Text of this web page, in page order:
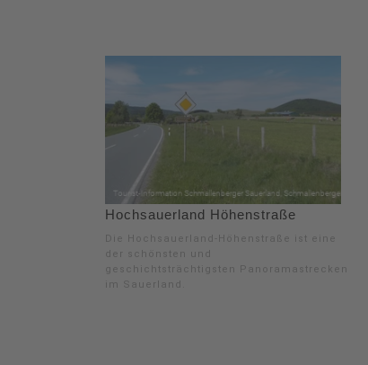
Hochsauerland Höhenstraße
Die Hochsauerland-Höhenstraße ist eine
der schönsten und
geschichtsträchtigsten Panoramastrecken
im Sauerland.